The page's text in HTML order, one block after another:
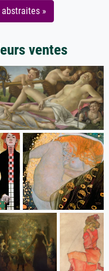
»
ventes